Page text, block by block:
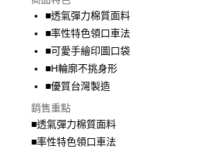
LINE Pay
Apple Pay
街口支付
悠遊付
Google Pay
全盈+PAY
■透氣彈力棉質面料
■率性特色領口車法
■可愛手繪印圖口袋
■H輪廓不挑身形
■優質台灣製造
銷售重點
■透氣彈力棉質面料
■率性特色領口車法